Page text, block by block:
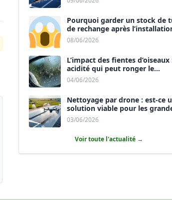
Pourquoi garder un stock de
de rechange après
une sécurité ?
08/06/2026
L’impact des fientes d’oiseaux
acidité qui peut ronger le
revêtement antireflet ?
04/06/2026
Nettoyage par drone : est-ce
solution viable pour les
toitures agricoles ?
03/06/2026
Voir toute l'actualité →